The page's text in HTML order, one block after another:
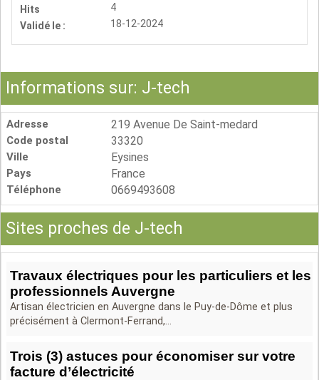
Hits 4
Validé le : 18-12-2024
Informations sur: J-tech
Adresse 219 Avenue De Saint-medard
Code postal 33320
Ville Eysines
Pays France
Téléphone 0669493608
Sites proches de J-tech
Travaux électriques pour les particuliers et les
professionnels Auvergne
Artisan électricien en Auvergne dans le Puy-de-Dôme et plus
précisément à Clermont-Ferrand,...
Trois (3) astuces pour économiser sur votre
facture d’électricité